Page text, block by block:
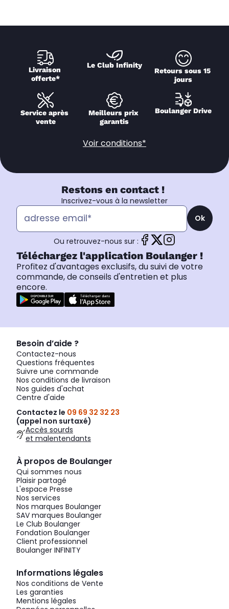
Livraison
offerte*
Le Club Infinity
Retours sous 15
jours
Service après
vente
Meilleurs prix
garantis
Boulanger Drive
Voir conditions*
Restons en contact !
Inscrivez-vous à la newsletter
Ok
Ou retrouvez-nous sur :
Téléchargez l'application Boulanger !
Profitez d'avantages exclusifs, du suivi de votre
commande, de conseils d'entretien et plus
encore.
Besoin d’aide ?
Contactez-nous
Questions fréquentes
Suivre une commande
Nos conditions de livraison
Nos guides d'achat
Centre d'aide
Contactez le 09 69 32 32 23
(appel non surtaxé)
Accès sourds
et malentendants
À propos de Boulanger
Qui sommes nous
Plaisir partagé
L'espace Presse
Nos services
Nos marques Boulanger
SAV marques Boulanger
Le Club Boulanger
Fondation Boulanger
Client professionnel
Boulanger INFINITY
Informations légales
Nos conditions de Vente
Les garanties
Mentions légales